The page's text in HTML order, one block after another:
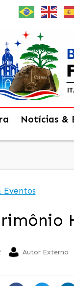
Notícias &
Eventos
Autor Externo